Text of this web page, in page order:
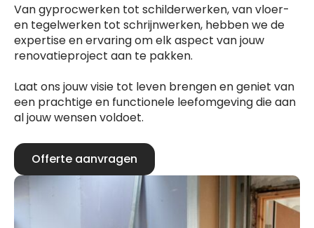
Van gyprocwerken tot schilderwerken, van vloer-
en tegelwerken tot schrijnwerken, hebben we de
expertise en ervaring om elk aspect van jouw
renovatieproject aan te pakken.
Laat ons jouw visie tot leven brengen en geniet van
een prachtige en functionele leefomgeving die aan
al jouw wensen voldoet.
Offerte aanvragen